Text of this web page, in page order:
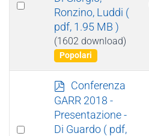
Select
Ronzino, Luddi (
pdf, 1.95 MB )
(1602 download)
Popolari
Select
p
d
f
Conferenza
GARR 2018 -
Presentazione -
Di Guardo ( pdf,